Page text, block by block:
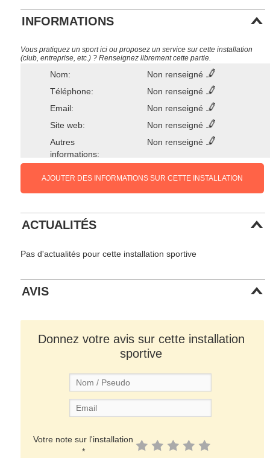
INFORMATIONS
Vous pratiquez un sport ici ou proposez un service sur cette installation
(club, entreprise, etc.) ? Renseignez librement cette partie.
Nom:
Non renseigné
Téléphone:
Non renseigné
Email:
Non renseigné
Site web:
Non renseigné
Autres
informations:
Non renseigné
AJOUTER DES INFORMATIONS SUR CETTE INSTALLATION
ACTUALITÉS
Pas d'actualités pour cette installation sportive
AVIS
Donnez votre avis sur cette installation
sportive
Votre note sur l'installation
*